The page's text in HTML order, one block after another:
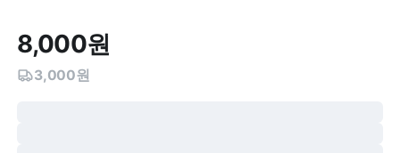
8,000원
3,000원